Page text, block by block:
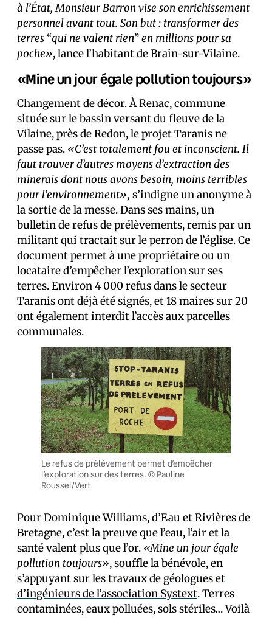
à l’État, Monsieur Barron vise son enrichissement
personnel avant tout. Son but : transformer des
terres “qui ne valent rien”en millions pour sa
poche», lance l’habitant de Brain-sur-Vilaine.
«Mine un jour égale pollution toujours»
Changement de décor. À Renac, commune
située sur le bassin versant du fleuve de la
Vilaine, près de Redon, le projet Taranis ne
passe pas. «C’est totalement fou et inconscient. Il
faut trouver d’autres moyens d’extraction des
minerais dont nous avons besoin, moins terribles
pour l’environnement», s’indigne un anonyme à
la sortie de la messe. Dans ses mains, un
bulletin de refus de prélèvements, remis par un
militant qui tractait sur le perron de l’église. Ce
document permet à une propriétaire ou un
locataire d’empêcher l’exploration sur ses
terres. Environ 4 000 refus dans le secteur
Taranis ont déjà été signés, et 18 maires sur 20
ont également interdit l’accès aux parcelles
communales.
Le refus de prélèvement permet d’empêcher
l’exploration sur des terres. © Pauline
Roussel/Vert
Pour Dominique Williams, d’Eau et Rivières de
Bretagne, c’est la preuve que l’eau, l’air et la
santé valent plus que l’or. «Mine un jour égale
pollution toujours», souffle la bénévole, en
s’appuyant sur lestravaux de géologues et
d’ingénieurs de l’association Systext. Terres
contaminées, eaux polluées, sols stériles… Voilà